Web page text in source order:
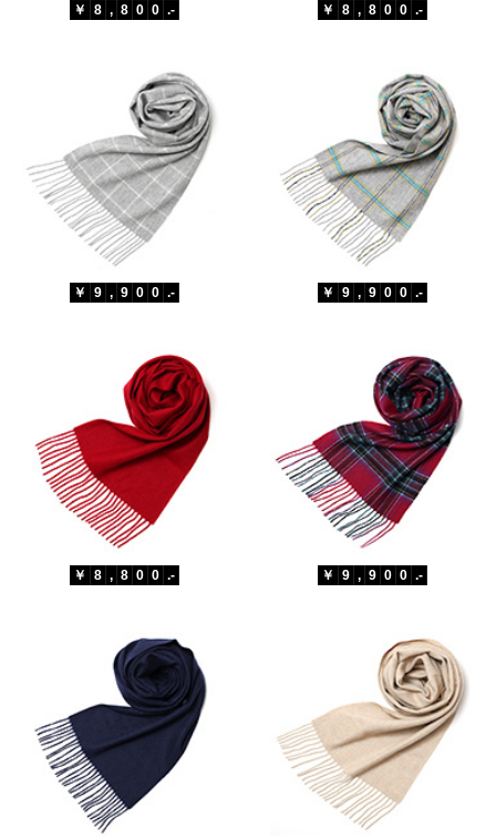
￥ 8 , 8 0 0 .- ￥ 8 , 8 0 0 .-
￥ 9 , 9 0 0 .- ￥ 9 , 9 0 0 .-
￥ 8 , 8 0 0 .- ￥ 9 , 9 0 0 .-